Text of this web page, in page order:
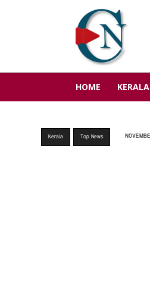
HOME KERALA
Kerala Top News